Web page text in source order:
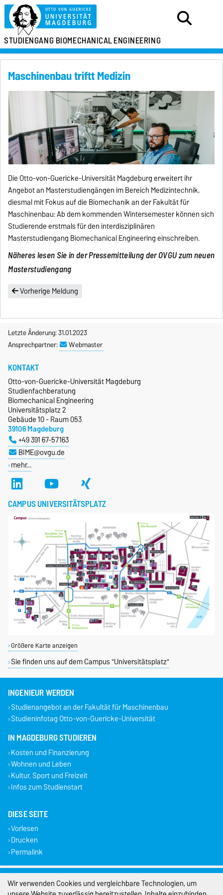
STUDIENGANGBIOMECHANICALENGINEERING
Maschinenbau triftt Medizin
Die Otto-von-Guericke-Universität Magdeburg erweitert ihr
Angebot an Masterstudiengängen im Bereich Medizintechnik,
diesmal mit Fokus auf die Biomechanik an der Fakultät für
Maschinenbau: Ab dem kommenden Wintersemester können sich
Studierende erstmals für den interdisziplinären
Masterstudiengang Biomechanical Engineering einschreiben.
Näheres lesen Sie in der Pressemitteilung der OVGU zum neuen
Masterstudiengang
Vorherige Meldung
Letzte Änderung: 31.01.2023
Ansprechpartner:
Webmaster
KONTAKT
Otto-von-Guericke-Universität Magdeburg
Studienfachberatung
Biomechanical Engineering
Universitätsplatz 2
Gebäude 10 - Raum 053
39106 Magdeburg
+49 391 67-57163
BIME@ovgu.de
mehr…
CAMPUS UNIVERSITÄTSPLATZ
Größere Karte anzeigen
Sie finden uns auf dem Campus "Universitätsplatz"
INGENIEUR WERDEN
Studienangebot an der Fakultät für Maschinenbau
Studieninfotag Otto-von-Guericke-Universität
IN MAGDEBURG STUDIEREN
Kosten und Finanzierung
Wohnen und Leben
Kultur, Sport und Freizeit
Infos zum Studienstart
DIESE SEITE
Vorlesen
Drucken
Permalink
Impressum
Wir verwenden Cookies und vergleichbare Technologien, um